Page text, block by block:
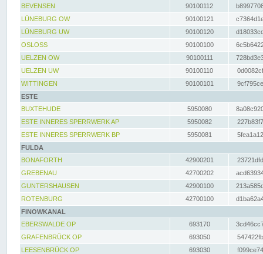
BEVENSEN
90100112
LÜNEBURG OW
90100121
LÜNEBURG UW
90100120
OSLOSS
90100100
UELZEN OW
90100111
UELZEN UW
90100110
WITTINGEN
90100101
ESTE
BUXTEHUDE
5950080
ESTE INNERES SPERRWERK AP
5950082
ESTE INNERES SPERRWERK BP
5950081
FULDA
BONAFORTH
42900201
GREBENAU
42700202
GUNTERSHAUSEN
42900100
ROTENBURG
42700100
FINOWKANAL
EBERSWALDE OP
693170
GRAFENBRÜCK OP
693050
LEESENBRÜCK OP
693030